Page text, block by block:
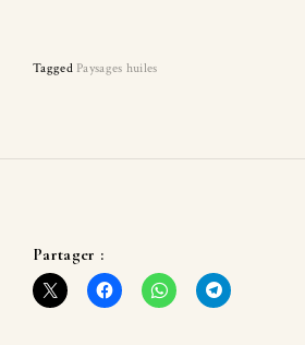
Tagged Paysages huiles
Partager :